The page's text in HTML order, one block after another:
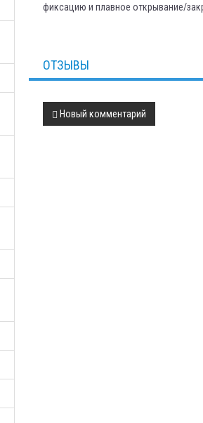
фиксацию и плавное открывание/
ОТЗЫВЫ
Новый комментарий